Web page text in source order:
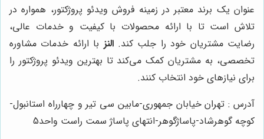
عنوان یک برند معتبر در زمینه فروش ویدئو پروژکتور، همواره در
تلاش است تا با ارائه محصولات با کیفیت و خدمات عالی،
رضایت مشتریان خود را جلب کند.النز با ارائه خدمات مشاوره
تخصصی، به مشتریان کمک می‌کند تا بهترین ویدئو پروژکتور را
برای نیازهای خود انتخاب کنند.
آدرس : تهران خیابان جمهوری-مابین سی تیر و چهارراه استانبول-
کوچه گوهرشاد-پاساژگوهر-انتهای پاساژ سمت راست واحد5